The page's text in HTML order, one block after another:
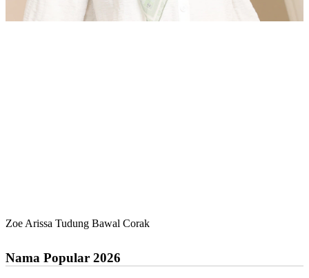
Zoe Arissa Tudung Bawal Corak
Nama Popular 2026